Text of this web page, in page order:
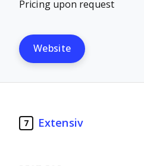
Pricing upon request
Website
7 Extensiv